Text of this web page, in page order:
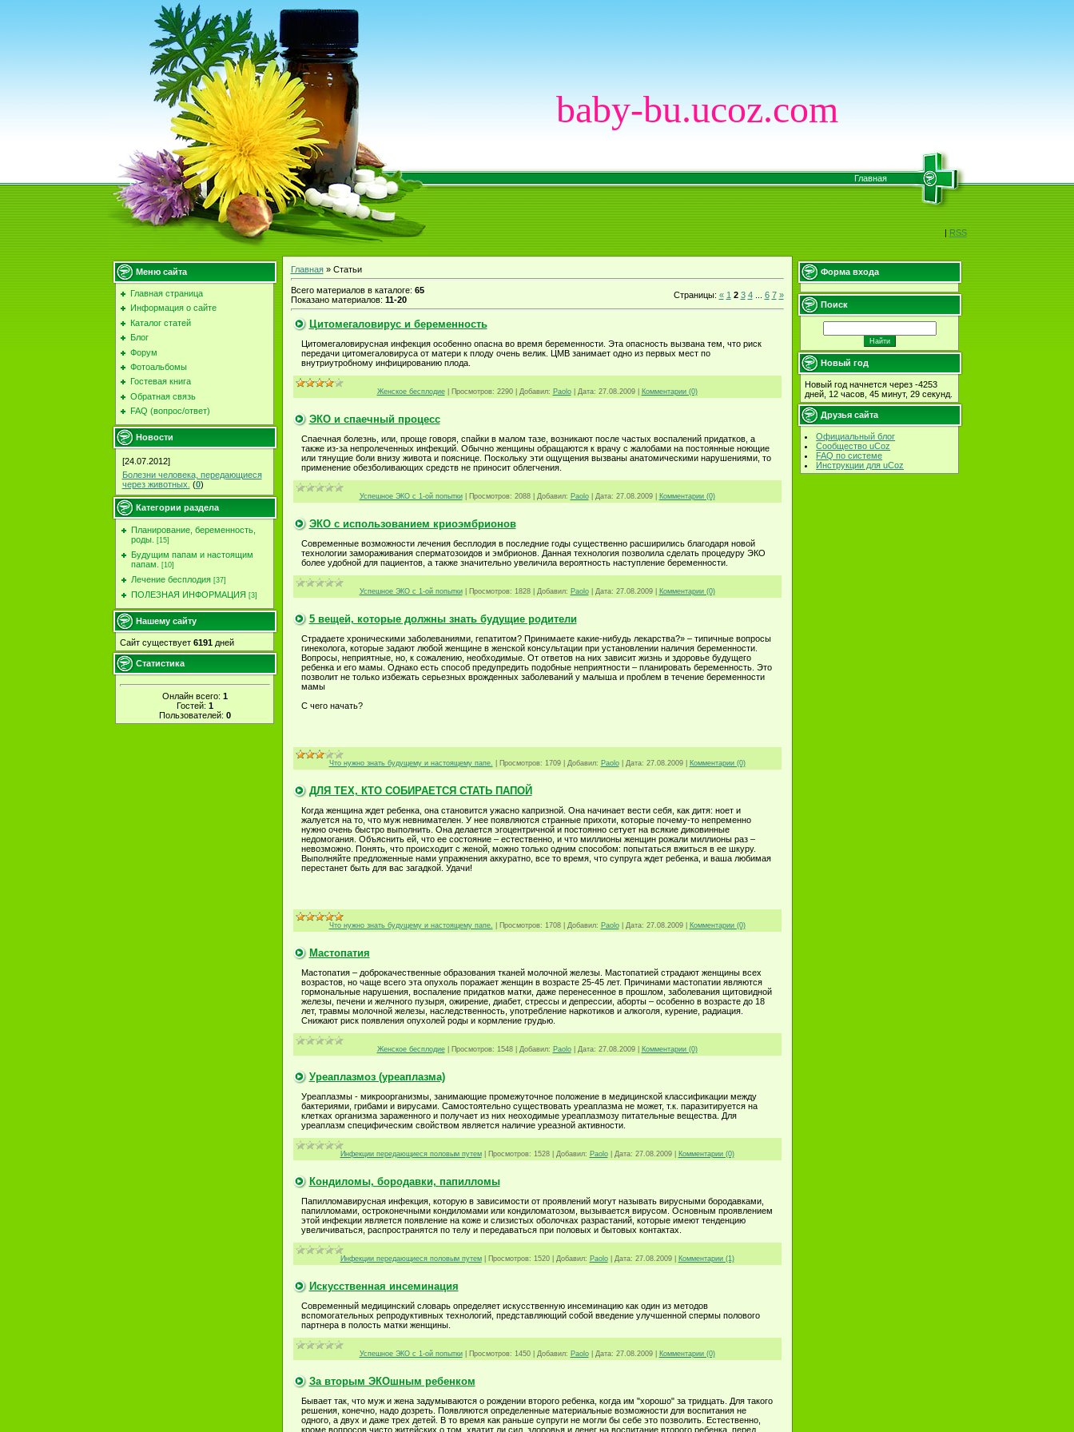
baby-bu.ucoz.com
Главная
|RSS
Меню сайта
Главная страница
Информация о сайте
Каталог статей
Блог
Форум
Фотоальбомы
Гостевая книга
Обратная связь
FAQ (вопрос/ответ)
Новости
[24.07.2012]
Болезни человека, передающиеся
через животных. (0)
Категории раздела
Планирование, беременность,
роды.
[15]
Будущим папам и настоящим
папам.
[10]
Лечение бесплодия [37]
ПОЛЕЗНАЯ ИНФОРМАЦИЯ [3]
Нашему сайту
Сайт существует 6191дней
Статистика
Онлайн всего: 1
Гостей: 1
Пользователей: 0
Главная» Статьи
Всего материалов в каталоге: 65
Показано материалов: 11-20 Страницы: « 1 2 3 4 6 7 »
Цитомегаловирус и беременность
Цитомегаловирусная инфекция особенно опасна во время беременности. Эта опасность вызвана тем, что риск
передачи цитомегаловируса от матери к плоду очень велик. ЦМВ занимает одно из первых мест по
внутриутробному инфицированию плода.
Женское бесплодие| Просмотров: 2290| Добавил: Paolo| Дата: 27.08.2009 Комментарии (0)
ЭКО и спаечный процесс
Спаечная болезнь, или, проще говоря, спайки в малом тазе, возникают после частых воспалений придатков, а
также из-за непролеченных инфекций. Обычно женщины обращаются к врачу с жалобами на постоянные ноющие
или тянущие боли внизу живота и пояснице. Поскольку эти ощущения вызваны анатомическими нарушениями, то
применение обезболивающих средств не приносит облегчения.
Успешное ЭКО с 1-ой попытки| Просмотров: 2088| Добавил: Paolo| Дата: 27.08.2009 Комментарии (0)
ЭКО с использованием криоэмбрионов
Современные возможности лечения бесплодия в последние годы существенно расширились благодаря новой
технологии замораживания сперматозоидов и эмбрионов. Данная технология позволила сделать процедуру ЭКО
более удобной для пациентов, а также значительно увеличила вероятность наступление беременности.
Успешное ЭКО с 1-ой попытки| Просмотров: 1828| Добавил: Paolo| Дата: 27.08.2009 Комментарии (0)
5 вещей, которые должны знать будущие родители
Страдаете хроническими заболеваниями, гепатитом? Принимаете какие-нибудь лекарства?» – типичные вопросы
гинеколога, которые задают любой женщине в женской консультации при установлении наличия беременности.
Вопросы, неприятные, но, к сожалению, необходимые. От ответов на них зависит жизнь и здоровье будущего
ребенка и его мамы. Однако есть способ предупредить подобные неприятности – планировать беременность. Это
позволит не только избежать серьезных врожденных заболеваний у малыша и проблем в течение беременности
мамы
С чего начать?
Что нужно знать будущему и настоящему папе. Просмотров: 1709| Добавил: Paolo| Дата: 27.08.2009 Комментарии (0)
ДЛЯ ТЕХ, КТО СОБИРАЕТСЯ СТАТЬ ПАПОЙ
Когда женщина ждет ребенка, она становится ужасно капризной. Она начинает вести себя, как дитя: ноет и
жалуется на то, что муж невнимателен. У нее появляются странные прихоти, которые почему-то непременно
нужно очень быстро выполнить. Она делается эгоцентричной и постоянно сетует на всякие диковинные
недомогания. Объяснить ей, что ее состояние – естественно, и что миллионы женщин рожали миллионы раз –
невозможно. Понять, что происходит с женой, можно только одним способом: попытаться вжиться в ее шкуру.
Выполняйте предложенные нами упражнения аккуратно, все то время, что супруга ждет ребенка, и ваша любимая
перестанет быть для вас загадкой. Удачи!
Что нужно знать будущему и настоящему папе. Просмотров: 1708| Добавил: Paolo| Дата: 27.08.2009 Комментарии (0)
Мастопатия
Мастопатия – доброкачественные образования тканей молочной железы. Мастопатией страдают женщины всех
возрастов, но чаще всего эта опухоль поражает женщин в возрасте 25-45 лет. Причинами мастопатии являются
гормональные нарушения, воспаление придатков матки, даже перенесенное в прошлом, заболевания щитовидной
железы, печени и желчного пузыря, ожирение, диабет, стрессы и депрессии, аборты – особенно в возрасте до 18
лет, травмы молочной железы, наследственность, употребление наркотиков и алкоголя, курение, радиация.
Снижают риск появления опухолей роды и кормление грудью.
Женское бесплодие| Просмотров: 1548| Добавил: Paolo| Дата: 27.08.2009 Комментарии (0)
Уреаплазмоз (уреаплазма)
Уреаплазмы - микроорганизмы, занимающие промежуточное положение в медицинской классификации между
бактериями, грибами и вирусами. Самостоятельно существовать уреаплазма не может, т.к. паразитируется на
клетках организма зараженного и получает из них неоходимые уреаплазмозу питательные вещества. Для
уреаплазм специфическим свойством является наличие уреазной активности.
Инфекции передающиеся половым путем| Просмотров: 1528| Добавил: Paolo| Дата: 27.08.2009 Комментарии (0)
Кондиломы, бородавки, папилломы
Папилломавирусная инфекция, которую в зависимости от проявлений могут называть вирусными бородавками,
папилломами, остроконечными кондиломами или кондиломатозом, вызывается вирусом. Основным проявлением
этой инфекции является появление на коже и слизистых оболочках разрастаний, которые имеют тенденцию
увеличиваться, распространятся по телу и передаваться при половых и бытовых контактах.
Инфекции передающиеся половым путем| Просмотров: 1520| Добавил: Paolo| Дата: 27.08.2009 Комментарии (1)
Искусственная инсеминация
Современный медицинский словарь определяет искусственную инсеминацию как один из методов
вспомогательных репродуктивных технологий, представляющий собой введение улучшенной спермы полового
партнера в полость матки женщины.
Успешное ЭКО с 1-ой попытки| Просмотров: 1450| Добавил: Paolo| Дата: 27.08.2009 Комментарии (0)
За вторым ЭКОшным ребенком
Бывает так, что муж и жена задумываются о рождении второго ребенка, когда им "хорошо" за тридцать. Для такого
решения, конечно, надо дозреть. Появляются определенные материальные возможности для воспитания не
одного, а двух и даже трех детей. В то время как раньше супруги не могли бы себе это позволить. Естественно,
кроме вопросов чисто житейских о том, хватит ли сил, здоровья и денег на воспитание второго ребенка, перед
Форма входа
Поиск
Новый год
Новый год начнется через -4253
дней, 12 часов, 45 минут, 29 секунд.
Друзья сайта
Официальный блог
Сообщество uCoz
FAQ по системе
Инструкции для uCoz